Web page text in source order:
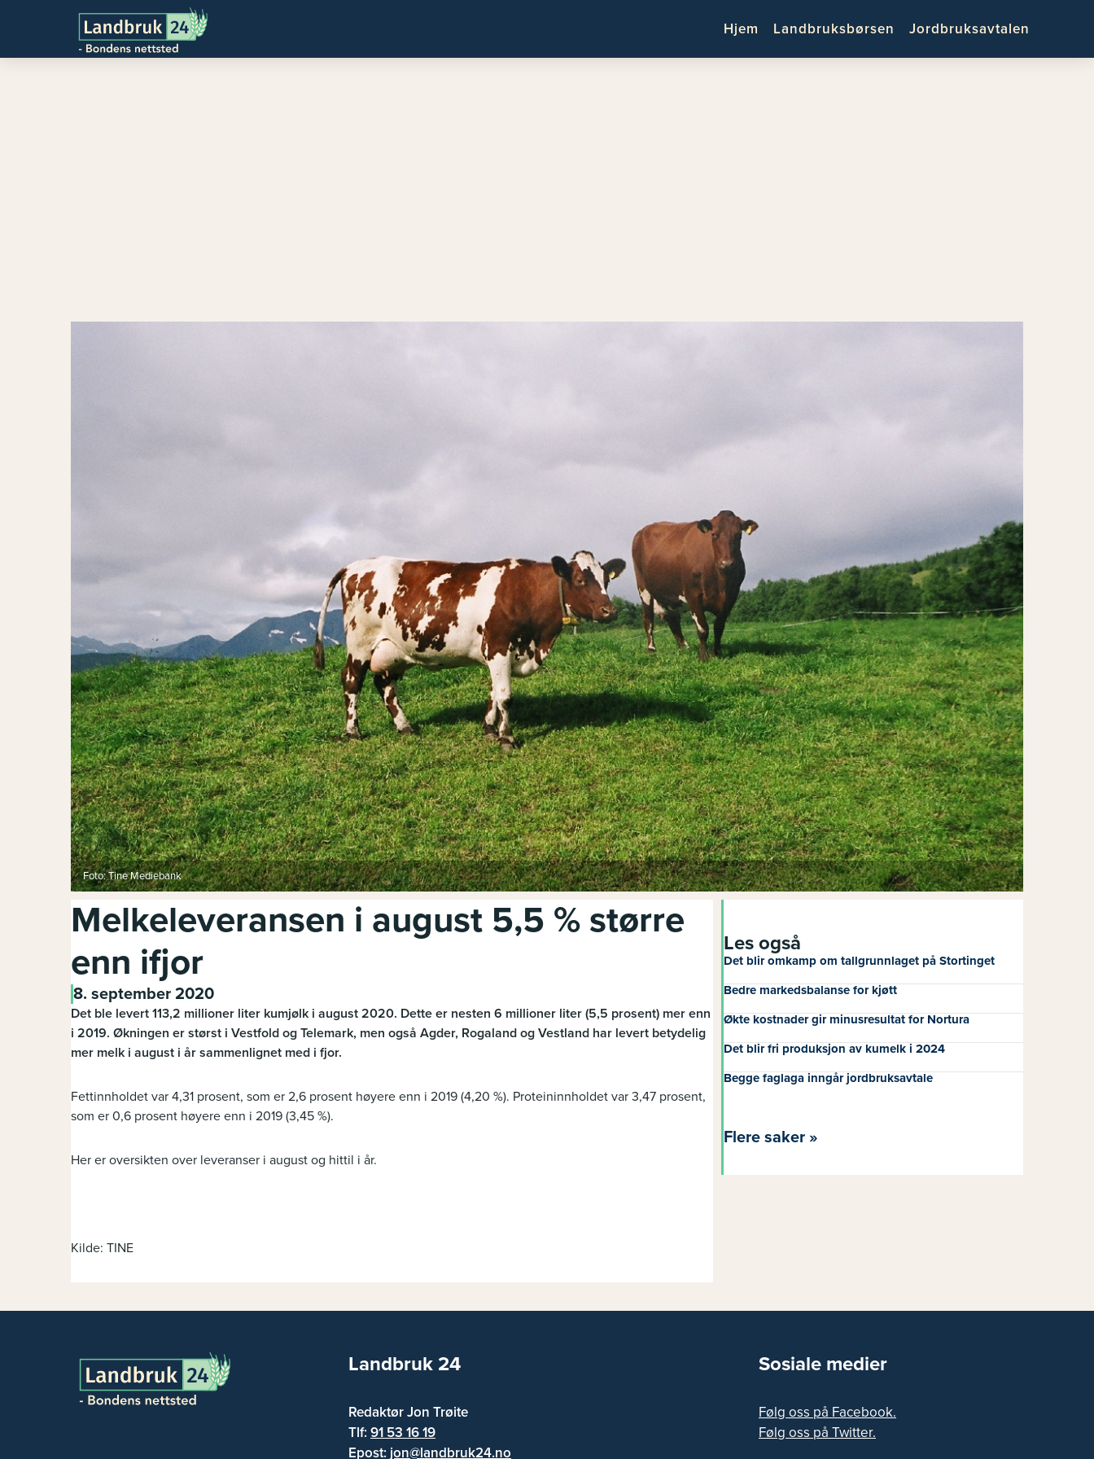
Hjem Landbruksbørsen Jordbruksavtalen
Foto: Tine Mediebank
Melkeleveransen i august 5,5 % større
enn ifjor
8. september 2020
Det ble levert 113,2 millioner liter kumjølk i august 2020. Dette er nesten 6 millioner liter (5,5 prosent) mer enn
i 2019. Økningen er størst i Vestfold og Telemark, men også Agder, Rogaland og Vestland har levert betydelig
mer melk i august i år sammenlignet med i fjor.
Fettinnholdet var 4,31 prosent, som er 2,6 prosent høyere enn i 2019 (4,20 %). Proteininnholdet var 3,47 prosent,
som er 0,6 prosent høyere enn i 2019 (3,45 %).
Her er oversikten over leveranser i august og hittil i år.
Kilde: TINE
Les også
Det blir omkamp om tallgrunnlaget på Stortinget
Bedre markedsbalanse for kjøtt
Økte kostnader gir minusresultat for Nortura
Det blir fri produksjon av kumelk i 2024
Begge faglaga inngår jordbruksavtale
Flere saker »
Landbruk 24
Redaktør Jon Trøite
Tlf:91 53 16 19
Epost: jon@landbruk24.no
Sosiale medier
Følg oss på Facebook.
Følg oss på Twitter.